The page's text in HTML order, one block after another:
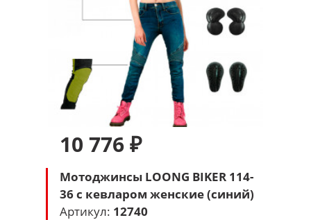
10 776 ₽
Мотоджинсы LOONG BIKER 114-
36 с кевларом женские (синий)
Артикул: 12740